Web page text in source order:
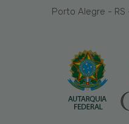
Porto Alegre - RS